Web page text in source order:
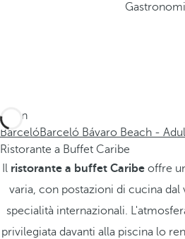
Sei in
BarcelóBarceló Bávaro Beach -
Ristorante a Buffet Caribe
Il ristorante a buffet Caribeoffre
varia, con postazioni di cucina dal
specialità internazionali.
privilegiata davanti alla piscina lo